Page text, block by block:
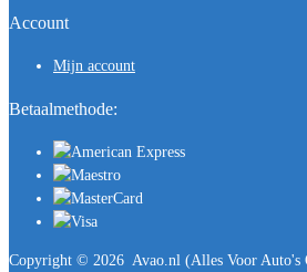
Account
Mijn account
Betaalmethode:
Copyright © 2026 Avao.nl (Alles Voor Auto's